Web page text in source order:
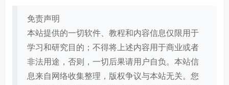
免责声明
本站提供的一切软件、教程和内容信息仅限用于
学习和研究目的；不得将上述内容用于商业或者
非法用途，否则，一切后果请用户自负。本站信
息来自网络收集整理，版权争议与本站无关。您